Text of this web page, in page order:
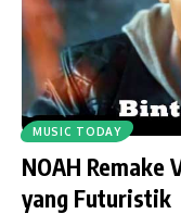
MUSIC TODAY
NOAH Remake
yang Futuristik